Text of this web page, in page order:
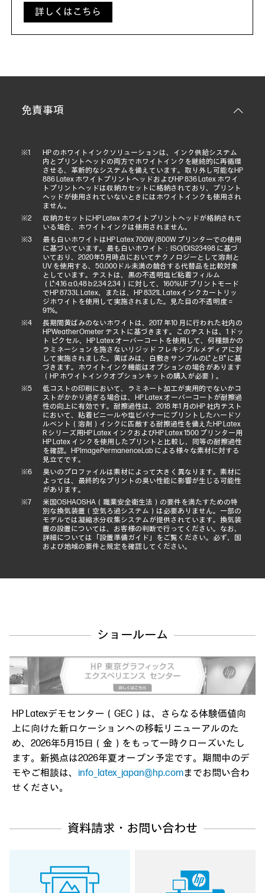
詳しくはこちら
免責事項
HP のホワイトインクソリューションは、インク供給システム
内とプリントヘッドの両方でホワイトインクを継続的に再循環
させる、革新的なシステムを備えています。取り外し可能なHP
886 Latex ホワイトプリントヘッドおよびHP 836 Latex ホワイ
トプリントヘッドは収納カセットに格納されており、プリント
ヘッドが使用されていないときにはホワイトインクも使用され
ません。
収納カセットにHP Latex ホワイトプリントヘッドが格納されて
いる場合、ホワイトインクは使用されません。
最も白いホワイトはHP Latex 700W /800W プリンターでの使用
に基づいています。最も白いホワイト：ISO/DIS23498 に基づ
いており、2020年5月時点においてテクノロジーとして溶剤と
UV を使用する、50,000ドル未満の競合する代替品を比較対象
としています。テストは、黒の不透明塩ビ粘着フィルム
（L*:4.16 a:0,48 b:2,34 2,34）に対して、160%UF プリントモード
でHP 8733L Latex、または、HP 8321L Latexインクカートリッ
ジホワイトを使用して実施されました。見た目の不透明度＝
91%。
長期間黄ばみのないホワイトは、2017 年10 月に行われた社内の
HPWeatherOmeter テストに基づきます。このテストは、1 ドッ
ト ピクセル、HP Latex オーバーコートを使用して、何種類かの
ラミネーションを施さないリジッド フレキシブルメディアに対
して実施されました。黄ばみは、白敷きサンプルのL* とB* に基
づきます。ホワイトインク機能はオプションの場合があります
（HP ホワイトインクオプションキットの購入が必要）。
低コストの印刷において、ラミネート加工が実用的でないかコ
ストがかかり過ぎる場合は、HP Latex オーバーコートが耐擦過
性の向上に有効です。耐擦過性は、2018 年1 月のHP 社内テスト
において、粘着ビニールや塩ビバナーにプリントしたハードソ
ルベント（溶剤）インクに匹敵する耐擦過性を備えたHP Latex
R シリーズ用HP Latex インクおよびHP Latex 1500 プリンター用
HP Latex インクを使用したプリントと比較し、同等の耐擦過性
を確認。HPImagePermanenceLab による様々な素材に対する
見立てです。
臭いのプロファイルは素材によって大きく異なります。素材に
よっては、最終的なプリントの臭い性能に影響が生じる可能性
があります。
米国OSHAOSHA（職業安全衛生法）の要件を満たすための特
別な換気装置（空気ろ過システム）は必要ありません。一部の
モデルでは凝縮水分収集システムが提供されています。換気装
置の設置については、お客様の判断で行ってください。なお、
詳細については「設置準備ガイド」をご覧ください。必ず、国
および地域の要件と規定を確認してください。
ショールーム
HP Latexデモセンター（GEC）は、さらなる体験価値向
上に向けた新ロケーションへの移転リニューアルのた
め、2026年5月15日（金）をもって一時クローズいたし
ます。新拠点は2026年夏オープン予定です。期間中のデ
モやご相談は、 info_latex_japan@hp.comまでお問い合わ
せください。
資料請求・お問い合わせ